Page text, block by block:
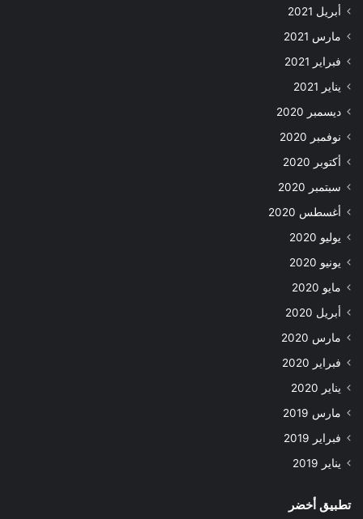
أبريل 2021
مارس 2021
فبراير 2021
يناير 2021
ديسمبر 2020
نوفمبر 2020
أكتوبر 2020
سبتمبر 2020
أغسطس 2020
يوليو 2020
يونيو 2020
مايو 2020
أبريل 2020
مارس 2020
فبراير 2020
يناير 2020
مارس 2019
فبراير 2019
يناير 2019
تطبيق أخضر